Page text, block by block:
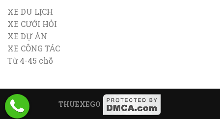
XE DU LỊCH
XE CƯỚI HỎI
XE DỰ ÁN
XE CÔNG TÁC
Từ 4-45 chỗ
THUEXEGO